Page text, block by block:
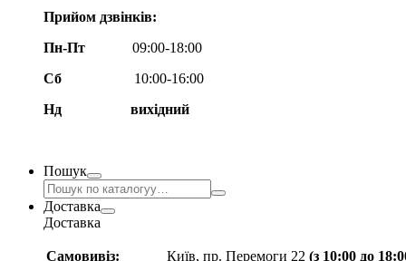
Прийом дзвінків:
Пн-Пт
09:00-18:00
Сб
10:00-16:00
Нд вихідний
Пошук
Доставка
Доставка
Самовивіз: Київ, пр. Перемоги 22 (з 10:00 до